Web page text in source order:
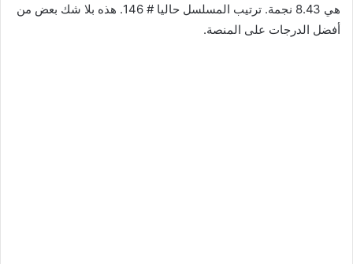
هي 8.43 نجمة. ترتيب المسلسل حاليا # 146. هذه بلا شك بعض من
أفضل الدرجات على المنصة.